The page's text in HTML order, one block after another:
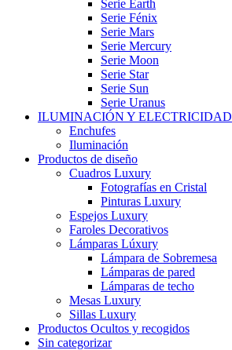
Serie Earth
Serie Fénix
Serie Mars
Serie Mercury
Serie Moon
Serie Star
Serie Sun
Serie Uranus
ILUMINACIÓN Y ELECTRICIDAD
Enchufes
Iluminación
Productos de diseño
Cuadros Luxury
Fotografías en Cristal
Pinturas Luxury
Espejos Luxury
Faroles Decorativos
Lámparas Lúxury
Lámpara de Sobremesa
Lámparas de pared
Lámparas de techo
Mesas Luxury
Sillas Luxury
Productos Ocultos y recogidos
Sin categorizar